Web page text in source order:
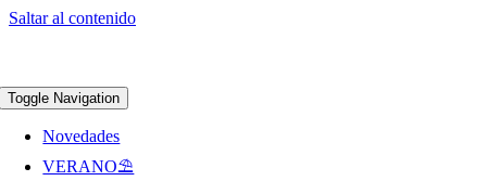
Saltar al contenido
Toggle Navigation
Novedades
VERANO⛱️​